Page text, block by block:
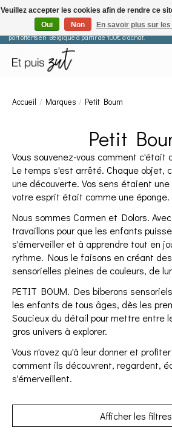
Les commandes passées après le 29 juillet seront
port offerts en Belgique à partir de 100€ d'achat.
Accueil / Marques / Petit Boum
Petit
Vous souvenez-vous comment c'était
Le temps s'est arrêté. Chaque objet,
une découverte. Vos sens étaient
votre esprit était comme une éponge.
Nous sommes Carmen et Dolors.
travaillons pour que les enfants
s'émerveiller et à apprendre tout en
rythme. Nous le faisons en créant
sensorielles pleines de couleurs, de
PETIT BOUM. Des biberons
les enfants de tous âges, dès les
Soucieux du détail pour mettre entre
gros univers à explorer.
Vous n'avez qu'à leur donner et
comment ils découvrent, regardent,
s'émerveillent.
Afficher les filtres
Veuillez accepter les cookies afin de rendre ce
Oui
Non En savoir plus sur